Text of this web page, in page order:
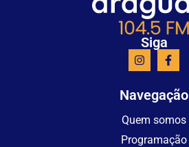
Siga
Navegação
Quem somos
Programação